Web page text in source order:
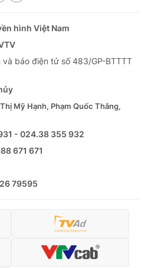
hình Việt Nam
báo điện tử số 483/GP-BTTTT
Mỹ Hạnh, Phạm Quốc Thắng,
- 024.38 355 932
671 671
79595